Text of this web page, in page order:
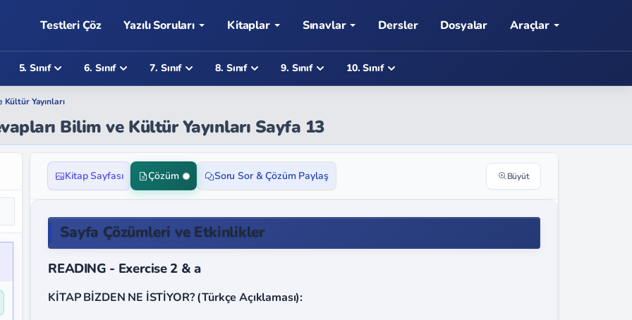
Testleri Çöz Yazılı Soruları Kitaplar Sınavlar Dersler Dosyalar Araçlar
5. Sınıf 6. Sınıf 7. Sınıf 8. Sınıf 9. Sınıf 10. Sınıf
Kültür Yayınları
Bilim ve Kültür Yayınları Sayfa 13
Kitap Sayfası Çözüm Soru Sor & Çözüm Paylaş Büyüt
Sayfa Çözümleri ve Etkinlikler
READING - Exercise 2 & a
KİTAP BİZDEN NE İSTİYOR? (Türkçe Açıklaması):